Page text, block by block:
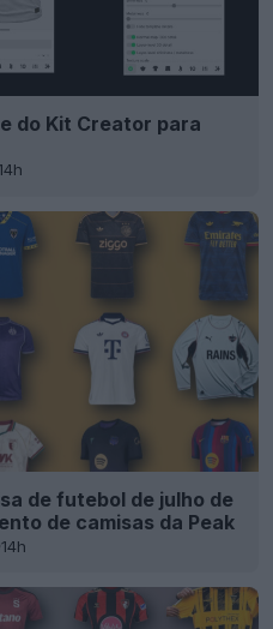
do Kit Creator para
de futebol de julho de
de camisas da Peak
14h